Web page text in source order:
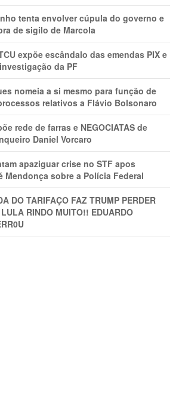
tenta envolver cúpula do governo e
de sigilo de Marcola
expõe escândalo das emendas PIX e
da PF
nomeia a si mesmo para função de
relativos a Flávio Bolsonaro
rede de farras e NEGOCIATAS de
Daniel Vorcaro
apaziguar crise no STF apos
Mendonça sobre a Polícia Federal
DO TARIFAÇO FAZ TRUMP PERDER
RINDO MUITO!! EDUARDO